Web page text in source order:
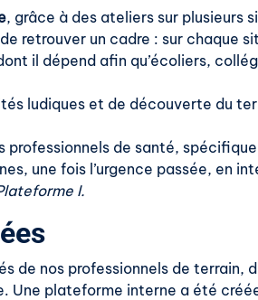
, grâce à des ateliers sur plusieurs
retrouver un cadre : sur chaque
il dépend afin qu’écoliers,
ludiques et de découverte du
professionnels de santé,
une fois l’urgence passée, en
I.
de nos professionnels de terrain,
Une plateforme interne a été